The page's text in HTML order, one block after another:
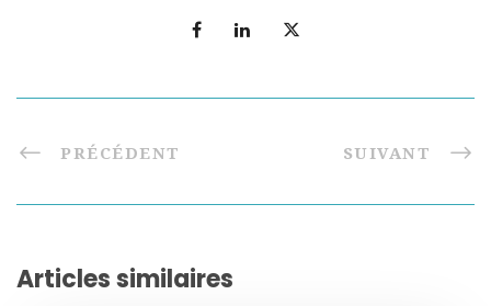
PRÉCÉDENT SUIVANT
Articles similaires